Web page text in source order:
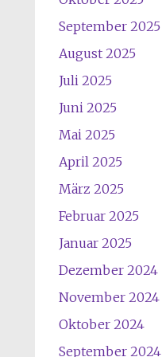
September 2025
August 2025
Juli 2025
Juni 2025
Mai 2025
April 2025
März 2025
Februar 2025
Januar 2025
Dezember 2024
November 2024
Oktober 2024
September 2024